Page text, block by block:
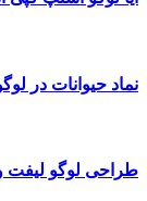
نماد حیوانات در لوگو | 10 لوگو جهانی که از نماد حیوان در لوگو استفاده
طراحی لوگو لیفت